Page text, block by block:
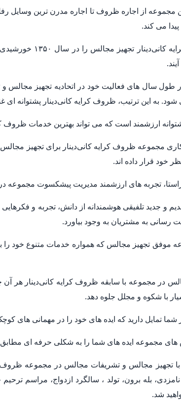
مجموعه از اجاره ظروف تا اجاره مدرن ترین وسایل
می کند.
ظروف کرایه
به این ترتیب، ظروف کرایه کانی‌دینار پشتوانه ای
ارزشمند است که می تواند بهترین خدمات ظروف
مجموعه ظروف کرایه کانی‌دینار برای تجهیز
خود قرار داده اند.
تجربه های ارزشمند مدیریت پیشکسوت مجموعه
و جدید تلفیقی هوشمندانه از دانش، تجربه و
رسانی به مشتریان به وجود بیاورد.
موفق تجهیز مجالس که همواره خدمات متنوع خود را
در مجموعه با سابقه ظروف کرایه کانی‌دینار هر آن
با شکوه و مجلل جلوه دهد.
شما تمایل دارید که ایده های خود را در مهمانی های
مجموعه ایده های شما را به شکلی حرفه ای مطابق
با تجهیز مجالس و تشریفات مجالس در مجموعه ظروف
بله برون، تولد ، سالگرد ازدواج، مراسم ترحیم
شد.